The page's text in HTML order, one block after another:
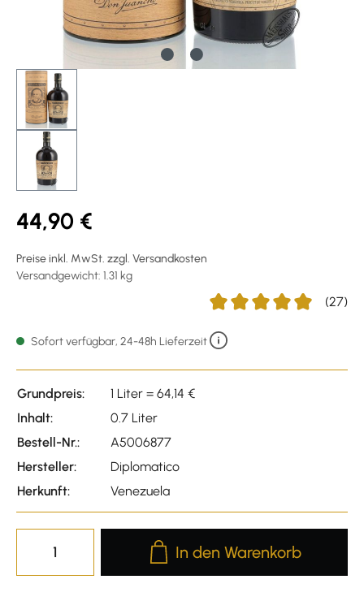
44,90 €
Preise inkl. MwSt. zzgl. Versandkosten
Versandgewicht: 1.31 kg
(27)
Sofort verfügbar, 24-48h Lieferzeit
Grundpreis:
1 Liter = 64,14 €
Inhalt:
0.7 Liter
Bestell-Nr.:
A5006877
Hersteller:
Diplomatico
Herkunft:
Venezuela
Produkt Anzahl: Gib den
In den Warenkorb